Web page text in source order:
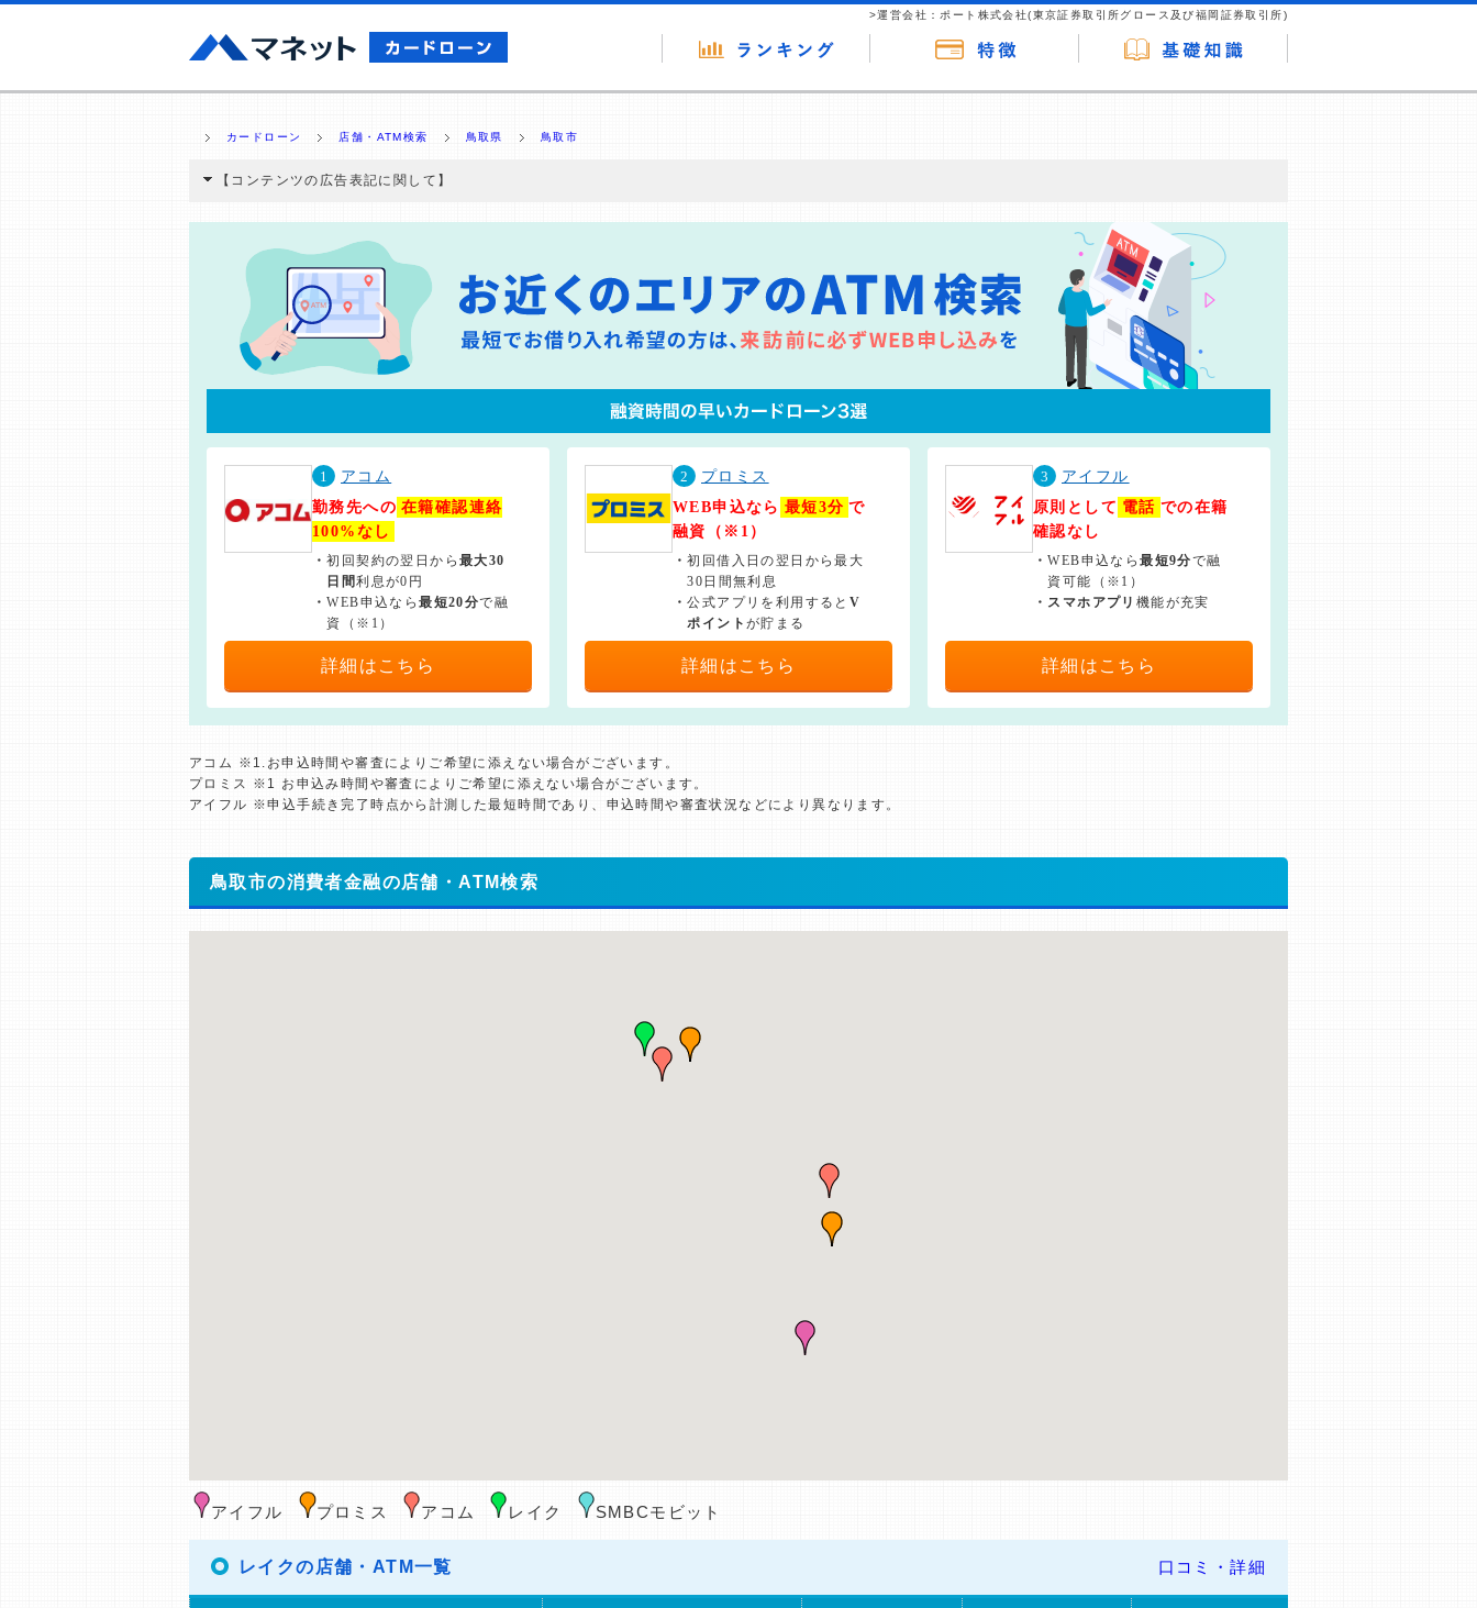
>運営会社：ポート株式会社(東京証券取引所グロース及び福岡証券取引所)
カードローン 店舗・ATM検索 鳥取県 鳥取市
【コンテンツの広告表記に関して】
と弊社に対して企業から紹介報酬が支払われるという収益モデルです。 ただし、特定の商品を根拠なくPRするものではなく、当編集部の調査／ユーザーへの口コ
ミ収集などに基づき、公平性を担保した情報提供を行っています。
>提携企業一覧
1
アコム
勤務先への 在籍確認連絡
100%なし
・初回契約の翌日から最大30
日間利息が0円
・WEB申込なら最短20分で融
資（※1）
詳細はこちら
2
プロミス
WEB申込なら 最短3分 で
融資（※1）
・初回借入日の翌日から最大
30日間無利息
・公式アプリを利用すると V
ポイントが貯まる
詳細はこちら
3
アイフル
原則として 電話 での在籍
確認なし
・WEB申込なら最短9分で融
資可能（※1）
・ スマホアプリ 機能が充実
詳細はこちら
アコム ※1.お申込時間や審査によりご希望に添えない場合がございます。
プロミス ※1 お申込み時間や審査によりご希望に添えない場合がございます。
アイフル ※申込手続き完了時点から計測した最短時間であり、申込時間や審査状況などにより異なります。
鳥取市の消費者金融の店舗・ATM検索
アイフル プロミス アコム レイク SMBCモビット
レイクの店舗・ATM一覧 口コミ・詳細